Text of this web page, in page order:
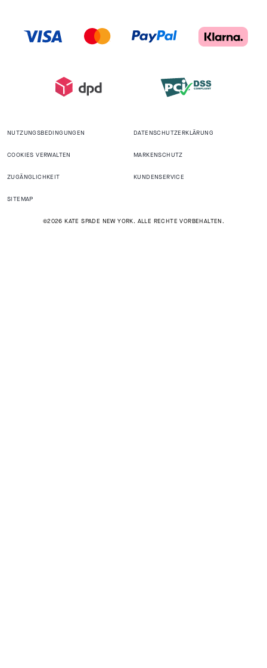
NUTZUNGSBEDINGUNGEN DATENSCHUTZERKLÄRUNG
COOKIES VERWALTEN MARKENSCHUTZ
ZUGÄNGLICHKEIT KUNDENSERVICE
SITEMAP
©2026 KATE SPADE NEW YORK. ALLE RECHTE VORBEHALTEN.